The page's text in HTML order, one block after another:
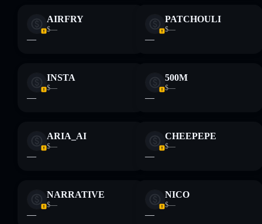
AIRFRY
$—
—
PATCHOULI
$—
—
INSTA
$—
—
500M
$—
—
ARIA_AI
$—
—
CHEEPEPE
$—
—
NARRATIVE
$—
—
NICO
$—
—